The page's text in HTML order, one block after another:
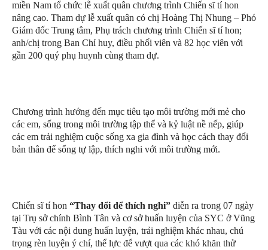
miền Nam tổ chức lễ xuất quân chương trình Chiến sĩ tí hon
nâng cao. Tham dự lễ xuất quân có chị Hoàng Thị Nhung – Phó
Giám đốc Trung tâm, Phụ trách chương trình Chiến sĩ tí hon;
anh/chị trong Ban Chỉ huy, điều phối viên và 82 học viên với
gần 200 quý phụ huynh cùng tham dự.
Chương trình hướng đến mục tiêu tạo môi trường mới mẻ cho
các em, sống trong môi trường tập thể và kỷ luật nề nếp, giúp
các em trải nghiệm cuộc sống xa gia đình và học cách thay đổi
bản thân để sống tự lập, thích nghi với môi trường mới.
Chiến sĩ tí hon “Thay đổi để thích nghi” diễn ra trong 07 ngày
tại Trụ sở chính Bình Tân và cơ sở huấn luyện của SYC ở Vũng
Tàu với các nội dung huấn luyện, trải nghiệm khác nhau, chú
trọng rèn luyện ý chí, thể lực để vượt qua các khó khăn thử